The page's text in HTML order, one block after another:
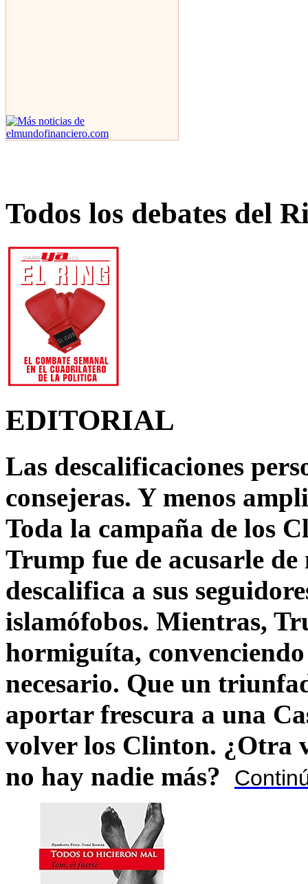
Todos los debates del
EDITORIAL
Las descalificaciones
consejeras. Y menos
Toda la campaña de los
Trump fue de acusarle
descalifica a sus
islamófobos. Mientras,
hormiguíta,
necesario. Que un
aportar frescura a una
volver los Clinton. ¿Otra
no hay nadie más?